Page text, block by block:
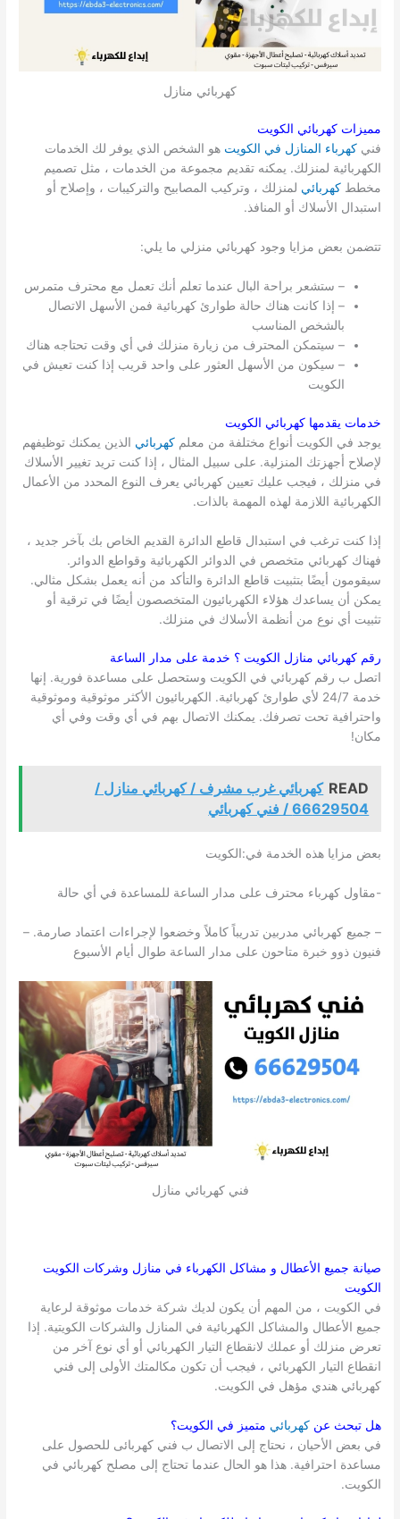
كهربائي منازل
مميزات كهربائي الكويت
فني كهرباء المنازل في الكويت هو الشخص الذي يوفر لك الخدمات
الكهربائية لمنزلك. يمكنه تقديم مجموعة من الخدمات ، مثل تصميم
مخططكهربائي لمنزلك ، وتركيب المصابيح والتركيبات ، وإصلاح أو
استبدال الأسلاك أو المنافذ.
تتضمن بعض مزايا وجود كهربائي منزلي ما يلي:
– ستشعر براحة البال عندما تعلم أنك تعمل مع محترف متمرس
– إذا كانت هناك حالة طوارئ كهربائية فمن الأسهل الاتصال
بالشخص المناسب
– سيتمكن المحترف من زيارة منزلك في أي وقت تحتاجه هناك
– سيكون من الأسهل العثور على واحد قريب إذا كنت تعيش في
الكويت
خدمات يقدمها كهربائي الكويت
يوجد في الكويت أنواع مختلفة من معلمكهربائي الذين يمكنك توظيفهم
لإصلاح أجهزتك المنزلية. على سبيل المثال ، إذا كنت تريد تغيير الأسلاك
في منزلك ، فيجب عليك تعيين كهربائي يعرف النوع المحدد من الأعمال
الكهربائية اللازمة لهذه المهمة بالذات.
إذا كنت ترغب في استبدال قاطع الدائرة القديم الخاص بك بآخر جديد ،
فهناك كهربائي متخصص في الدوائر الكهربائية وقواطع الدوائر.
سيقومون أيضًا بتثبيت قاطع الدائرة والتأكد من أنه يعمل بشكل مثالي.
يمكن أن يساعدك هؤلاء الكهربائيون المتخصصون أيضًا في ترقية أو
تثبيت أي نوع من أنظمة الأسلاك في منزلك.
رقم كهربائي منازل الكويت ؟ خدمة على مدار الساعة
اتصل ب رقم كهربائي في الكويت وستحصل على مساعدة فورية. إنها
خدمة 24/7 لأي طوارئ كهربائية. الكهربائيون الأكثر موثوقية وموثوقية
واحترافية تحت تصرفك. يمكنك الاتصال بهم في أي وقت وفي أي
مكان!
READ كهربائي غرب مشرف / كهربائي منازل /
66629504 / فني كهربائي
بعض مزايا هذه الخدمة في:الكويت
-مقاول كهرباء محترف على مدار الساعة للمساعدة في أي حالة
– جميع كهربائي مدربين تدريباً كاملاً وخضعوا لإجراءات اعتماد صارمة. –
فنيون ذوو خبرة متاحون على مدار الساعة طوال أيام الأسبوع
فني كهربائي منازل
صيانة جميع الأعطال و مشاكل الكهرباء في منازل وشركات الكويت
الكويت
في الكويت ، من المهم أن يكون لديك شركة خدمات موثوقة لرعاية
جميع الأعطال والمشاكل الكهربائية في المنازل والشركات الكويتية. إذا
تعرض منزلك أو عملك لانقطاع التيار الكهربائي أو أي نوع آخر من
انقطاع التيار الكهربائي ، فيجب أن تكون مكالمتك الأولى إلى فني
كهربائي هندي مؤهل في الكويت.
هل تبحث عنكهربائي متميز في الكويت؟
في بعض الأحيان ، نحتاج إلى الاتصال ب فني كهربائى للحصول على
مساعدة احترافية. هذا هو الحال عندما تحتاج إلى مصلح كهربائي في
الكويت.